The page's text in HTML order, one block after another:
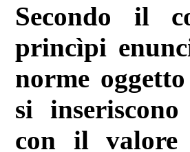
Secondo il
princìpi
norme
si
con il valore